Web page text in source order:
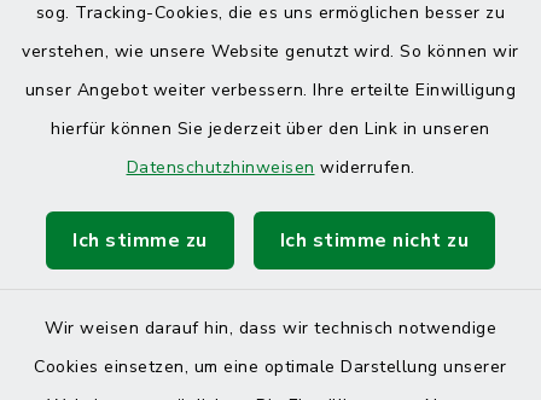
sog. Tracking-Cookies, die es uns ermöglichen besser zu
verstehen, wie unsere Website genutzt wird. So können wir
unser Angebot weiter verbessern. Ihre erteilte Einwilligung
hierfür können Sie jederzeit über den Link in unseren
Datenschutzhinweisen widerrufen.
Ich stimme zu Ich stimme nicht zu
Wir weisen darauf hin, dass wir technisch notwendige
Cookies einsetzen, um eine optimale Darstellung unserer